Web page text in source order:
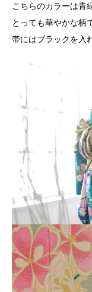
こちらのカラーは青
とっても華やかな柄
帯にはブラックを入